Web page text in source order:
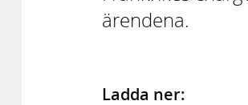
ärendena.
Ladda ner: